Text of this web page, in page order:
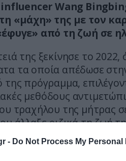
- Do Not Process My Personal
Wang
«μάχη» της με τον
από τη ζωή σε
της ξεκίνησε το 2022,
τα οποία απέδωσε
της πρόγραμμα,
μεθόδους
τραχήλου της μήτρας
άλλαξε ριζικά τη ζωή
η Wang Bingbing